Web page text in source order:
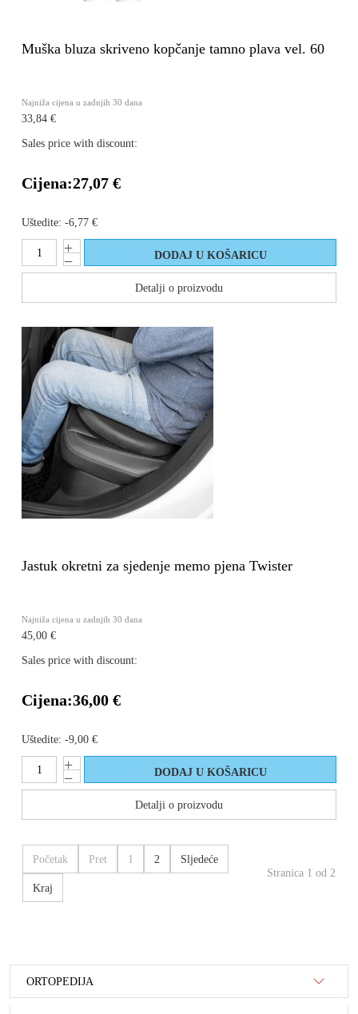
Muška bluza skriveno kopčanje tamno plava vel. 60
Najniža cijena u zadnjih 30 dana
33,84 €
Sales price with discount:
Cijena:27,07 €
Uštedite: -6,77 €
Detalji o proizvodu
Jastuk okretni za sjedenje memo pjena Twister
Najniža cijena u zadnjih 30 dana
45,00 €
Sales price with discount:
Cijena:36,00 €
Uštedite: -9,00 €
Detalji o proizvodu
Početak Pret 1 2 Sljedeće
Kraj
Stranica 1 od 2
ORTOPEDIJA